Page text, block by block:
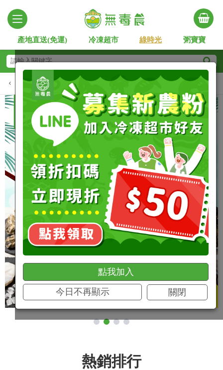
產地直送(免運) 冷凍超市 綠時光 粥寶寶
行 鎖管季 嚴選黑鮪魚 澎湖嚴選 野生漁獲
Slide 2 of 4
熱銷排行
點我加入
今日不再顯示 關閉